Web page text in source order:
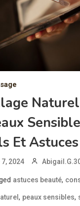
Et Astuces
2024
astuces beauté,
, peaux sensibles,